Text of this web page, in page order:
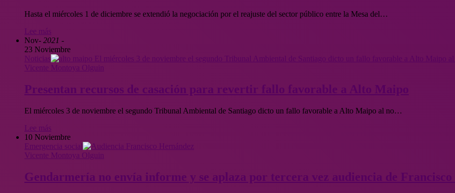
Hasta el miércoles 1 de diciembre se extendió la negociación por el reajuste del sector público entre la Mesa del…
Lee más
Nov- 2021 -
23 Noviembre
Noticias
Vicente Montoya Olguin
Presentan recursos de casación para revertir fallo favorable a Alto Maipo
El miércoles 3 de noviembre el segundo Tribunal Ambiental de Santiago dicto un fallo favorable a Alto Maipo al no…
Lee más
10 Noviembre
Emergencia social
Vicente Montoya Olguin
Gendarmería no envía informe y se aplaza por tercera vez audiencia de